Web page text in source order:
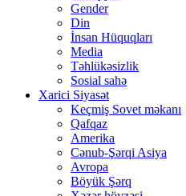
Gender
Din
İnsan Hüquqları
Media
Təhlükəsizlik
Sosial sahə
Xarici Siyasət
Keçmiş Sovet məkanı
Qafqaz
Amerika
Cənub-Şərqi Asiya
Avropa
Böyük Şərq